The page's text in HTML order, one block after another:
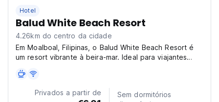
Hotel
Balud White Beach Resort
4.26km do centro da cidade
Em Moalboal, Filipinas, o Balud White Beach Resort é
um resort vibrante à beira-mar. Ideal para viajantes
um dos melhores resorts em Moalboal para mergulho e
snorkel. (Auto-translated from original language)
Privados a partir de
Sem dormitórios